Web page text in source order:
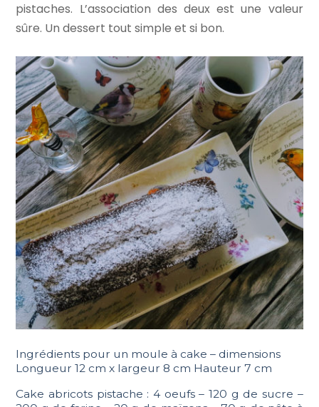
pistaches. L’association des deux est une valeur
sûre. Un dessert tout simple et si bon.
Ingrédients pour un moule à cake – dimensions
Longueur 12 cm x largeur 8 cm Hauteur 7 cm
Cake abricots pistache : 4 oeufs – 120 g de sucre –